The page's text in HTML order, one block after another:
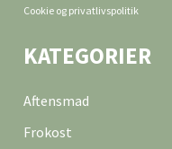
Cookie og privatlivspolitik
KATEGORIER
Aftensmad
Frokost